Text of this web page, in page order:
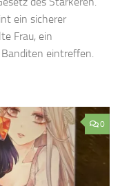
ein sicherer
Frau, ein
eintreffen.
0